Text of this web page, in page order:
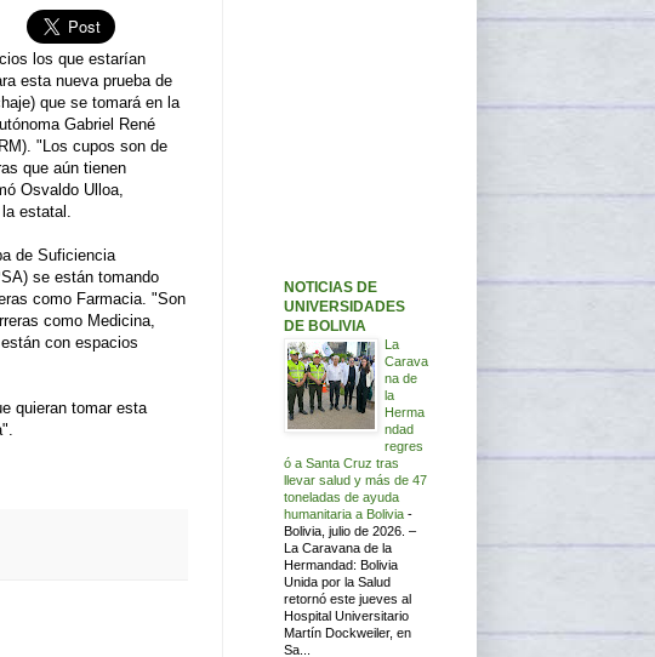
los que estarían
esta nueva prueba de
que se tomará en la
Gabriel René
"Los cupos son de
que aún tienen
Osvaldo Ulloa,
estatal.
de Suficiencia
se están tomando
como Farmacia. "Son
como Medicina,
con espacios
quieran tomar esta
NOTICIAS DE
UNIVERSIDADES
DE BOLIVIA
La
Carava
na de
la
Herma
ndad
regres
ó a Santa Cruz tras
llevar salud y más de 47
toneladas de ayuda
humanitaria a Bolivia -
Bolivia, julio de 2026. –
La Caravana de la
Hermandad: Bolivia
Unida por la Salud
retornó este jueves al
Hospital Universitario
Martín Dockweiler, en
Sa...